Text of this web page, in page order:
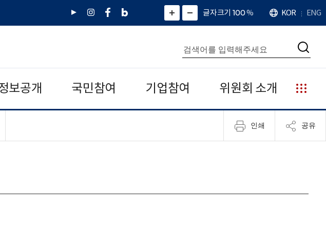
유
인
페
네
그
)
화
면
면
소
확
대
치
글자크기 100%
언
어
KOR ENG
통
합
검
색
검
보공개 국민참여 기업참여 위원회 소개
누
리
집
안
인쇄 공유